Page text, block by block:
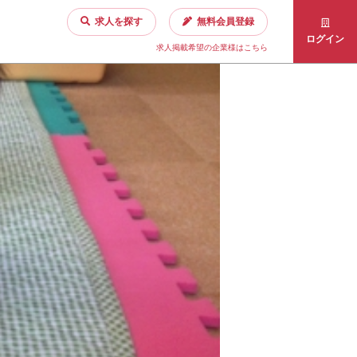
求人を探す 無料会員登録
求人掲載希望の企業様はこちら
ログイン